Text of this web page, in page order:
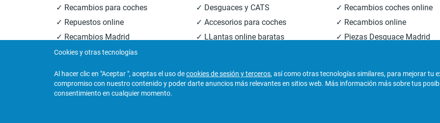
✓ Recambios para coches
✓ Repuestos online
✓ Recambios Madrid
✓ Recambios Valencia
✓ Desguaces y CATS
✓ Accesorios para coches
✓ LLantas online baratas
✓ Recambios coches online
✓ Recambios online
✓ Piezas Desguace Madrid
© 2026 Central Desguaces Europiezas
Cookies y otras tecnologías
Al hacer clic en "Aceptar ", aceptas el uso decookies de sesión y terceros, así como otras tecnologías similares, para mejorar tu
compromiso con nuestro contenido y poder darte anuncios más relevantes en sitios web. Más información más sobre tus
consentimiento en cualquier momento.